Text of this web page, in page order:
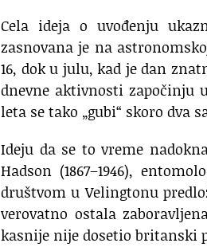
Cela ideja o uvođenju
zasnovana je na
16, dok u julu, kad je dan
dnevne aktivnosti započinju
leta se tako „gubi“ skoro dva
Ideju da se to vreme
Hadson (1867–1946),
društvom u Velingtonu
verovatno ostala
kasnije nije dosetio britanski